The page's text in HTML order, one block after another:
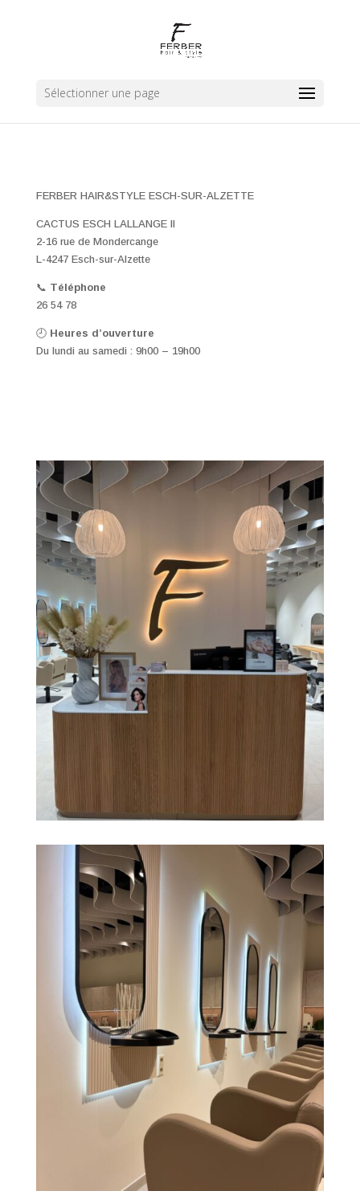
Sélectionner une page
FERBER HAIR&STYLE ESCH-SUR-ALZETTE
CACTUS ESCH LALLANGE II
2-16 rue de Mondercange
L-4247 Esch-sur-Alzette
📞 Téléphone
26 54 78
🕘 Heures d’ouverture
Du lundi au samedi : 9h00 – 19h00